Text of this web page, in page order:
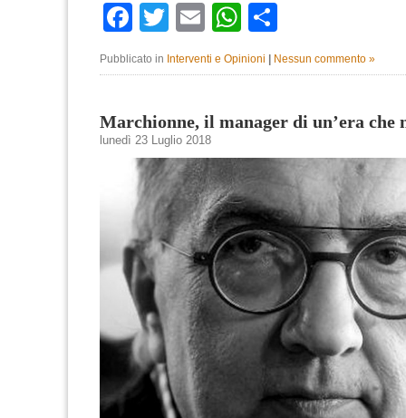
Facebook
TwitterEmailWhatsApp
Pubblicato in Interventi e Opinioni Nessun commento »
Marchionne, il manager di un’era che
lunedì 23 Luglio 2018